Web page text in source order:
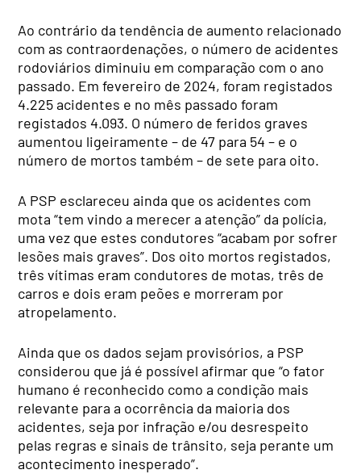
Ao contrário da tendência de aumento relacionado
com as contraordenações, o número de acidentes
rodoviários diminuiu em comparação com o ano
passado. Em fevereiro de 2024, foram registados
4.225 acidentes e no mês passado foram
registados 4.093. O número de feridos graves
aumentou ligeiramente – de 47 para 54 – e o
número de mortos também – de sete para oito.
A PSP esclareceu ainda que os acidentes com
mota “tem vindo a merecer a atenção” da polícia,
uma vez que estes condutores “acabam por sofrer
lesões mais graves”. Dos oito mortos registados,
três vítimas eram condutores de motas, três de
carros e dois eram peões e morreram por
atropelamento.
Ainda que os dados sejam provisórios, a PSP
considerou que já é possível afirmar que “o fator
humano é reconhecido como a condição mais
relevante para a ocorrência da maioria dos
acidentes, seja por infração e/ou desrespeito
pelas regras e sinais de trânsito, seja perante um
acontecimento inesperado”.